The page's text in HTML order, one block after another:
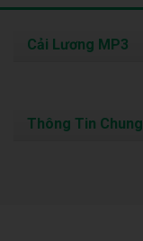
Cải Lương MP3
Thông Tin Chung